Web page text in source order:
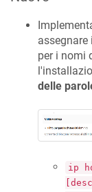
per i nomi
delle
ip